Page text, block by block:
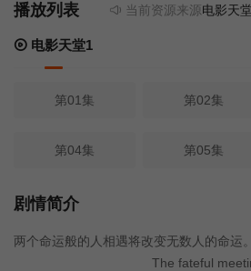
播放列表 当前资源来源电影天堂1
电影天堂1
第01集 第02集
第04集 第05集
第07集
剧情简介
两个命运般的人相遇将改
The fateful meeting of